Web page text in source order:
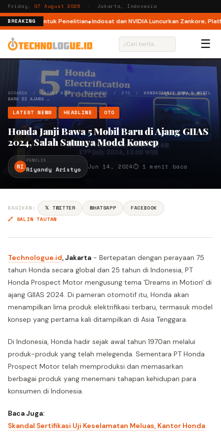
Friday, 07 August 2026 · Jakarta, Indonesia
BREAKINGuntuk Penelitian Indosat dan NVIDIA Luncurkan Zankore,
⌕ ☰
BERANDA / LATEST NEWS/HEADLINE /OTO /HONDA JANJI BAWA 5 MOBIL
BARU DI AJANG …
LATEST NEWS HEADLINE OTO
Honda Janji Bawa 5 Mobil Baru di Ajang GIIAS
2024, Salah Satunya Model Konsep
RI
PENULIS
Riyandy Aristyo Jun 14, 2024⏱ 1 menit baca
BAGIKAN: 𝕏 TWITTER WHATSAPP
FACEBOOK
🔗 SALIN TAUTAN
Technologue.id, Jakarta - Bertepatan dengan perayaan 75
tahun Honda secara global dan 25 tahun di Indonesia, PT
Honda Prospect Motor mengusung tema 'Dreams in Motion' di
ajang GIIAS 2024. Di pameran otomotif itu, Honda akan
menampilkan lima produk elektrifikasi terbaru, termasuk model
konsep yang pertama kali ditampilkan di Asia Tenggara.
Di Indonesia, Honda hadir sejak awal tahun 1970an melalui
produk-produk yang telah melegenda. Sementara PT Honda
Prospect Motor telah memproduksi dan memasarkan
berbagai produk yang menemani tahapan kehidupan para
konsumen di Indonesia.
Baca Juga:
Skandal Sertifikasi Uji Keselamatan Meluas, Kantor Honda